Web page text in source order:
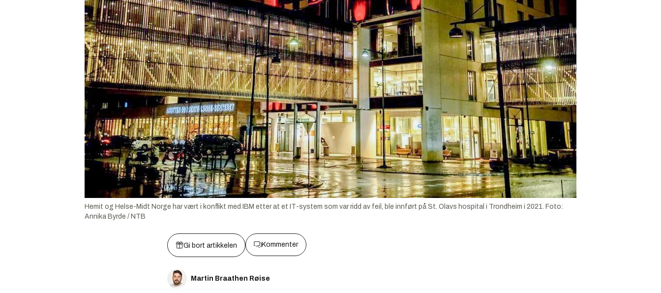
Hemit og Helse-Midt Norge har vært i konflikt med IBM etter at et IT-system som var ridd av feil, ble innført på St. Olavs hospital i Trondheim i 2021. Foto:
Annika Byrde / NTB
Gi bort artikkelen Kommenter
Martin Braathen Røise